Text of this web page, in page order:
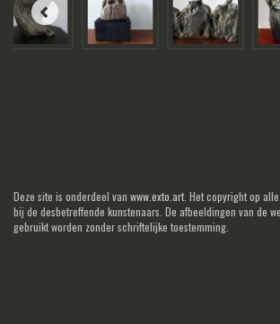
Deze site is onderdeel van www.exto.art . Het copyright op
bij de desbetreffende kunstenaars. De afbeeldingen van de
gebruikt worden zonder schriftelijke toestemming.